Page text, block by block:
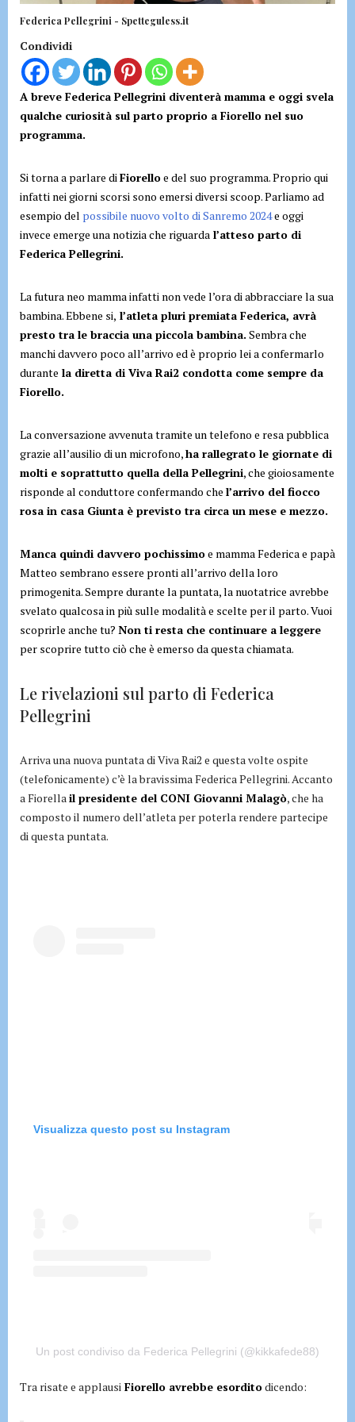
Federica Pellegrini - Spetteguless.it
Condividi
A breve Federica Pellegrini diventerà mamma e oggi svela
qualche curiosità sul parto proprio a Fiorello nel suo
programma.
Si torna a parlare diFiorelloe del suo programma. Proprio qui
infatti nei giorni scorsi sono emersi diversi scoop. Parliamo ad
esempio del possibile nuovo volto di Sanremo 2024e oggi
invece emerge una notizia che riguarda l’atteso parto di
Federica Pellegrini.
La futura neo mamma infatti non vede l’ora di abbracciare la sua
bambina. Ebbene si, l’atleta pluri premiata Federica, avrà
presto tra le braccia una piccola bambina. Sembra che
manchi davvero poco all’arrivo ed è proprio lei a confermarlo
durante la diretta di Viva Rai2 condotta come sempre da
Fiorello.
La conversazione avvenuta tramite un telefono e resa pubblica
grazie all’ausilio di un microfono,ha rallegrato le giornate di
molti e soprattutto quella della Pellegrini, che gioiosamente
risponde al conduttore confermando che l’arrivo del fiocco
rosa in casa Giunta è previsto tra circa un mese e mezzo.
Manca quindi davvero pochissimoe mamma Federica e papà
Matteo sembrano essere pronti all’arrivo della loro
primogenita. Sempre durante la puntata, la nuotatrice avrebbe
svelato qualcosa in più sulle modalità e scelte per il parto. Vuoi
scoprirle anche tu? Non ti resta che continuare a leggere
per scoprire tutto ciò che è emerso da questa chiamata.
Le rivelazioni sul parto di Federica
Pellegrini
Arriva una nuova puntata di Viva Rai2 e questa volte ospite
(telefonicamente) c’è la bravissima Federica Pellegrini. Accanto
a Fiorellail presidente del CONI Giovanni Malagò, che ha
composto il numero dell’atleta per poterla rendere partecipe
di questa puntata.
Visualizza questo post su Instagram
Un post condiviso da Federica Pellegrini (@kikkafede88)
Tra risate e applausi Fiorello avrebbe esorditodicendo: